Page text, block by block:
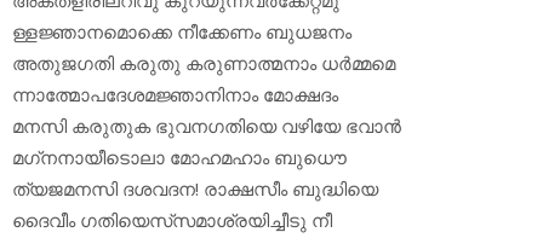
ള്ളജ്ഞാനമൊക്കെ നീക്കേണം ബുധജനം
അതുജഗതി കരുതു കരുണാത്മനാം ധര്‍മ്മമെ
ന്നാത്മോപദേശമജ്ഞാനിനാം മോക്ഷദം
മനസി കരുതുക ഭുവനഗതിയെ വഴിയേ ഭവാന്‍
മഗ്‌നനായീടൊലാ മോഹമഹാം ബുധൌ
ത്യജമനസി ദശവദന! രാക്ഷസീം ബുദ്ധിയെ
ദൈവീം ഗതിയെസ്‌സമാശ്രയിച്ചീടു നീ